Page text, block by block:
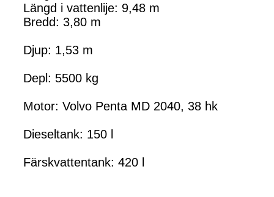
Längd i vattenlije: 9,48 m
Bredd: 3,80 m
Djup: 1,53 m
Depl: 5500 kg
Motor: Volvo Penta MD 2040, 38 hk
Dieseltank: 150 l
Färskvattentank: 420 l